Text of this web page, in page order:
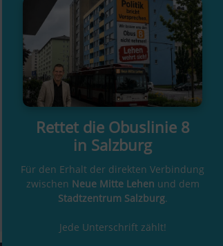
Rettet die Obuslinie 8
in Salzburg
Für den Erhalt der direkten Verbindung
zwischen Neue Mitte Lehen und dem
Stadtzentrum Salzburg.
Jede Unterschrift zählt!